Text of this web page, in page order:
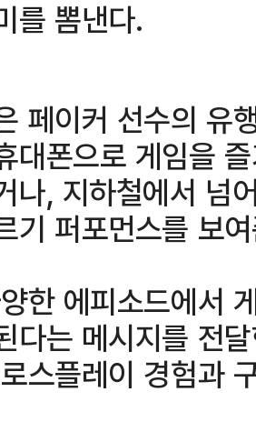
를 뽐낸다.
페이커 선수의 유
대폰으로 게임을
나, 지하철에서 넘
기 퍼포먼스를 보
한 에피소드에서
다는 메시지를 전
스플레이 경험과